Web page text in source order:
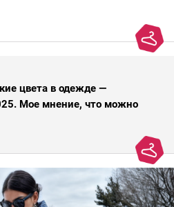
цвета в одежде —
Мое мнение, что можно